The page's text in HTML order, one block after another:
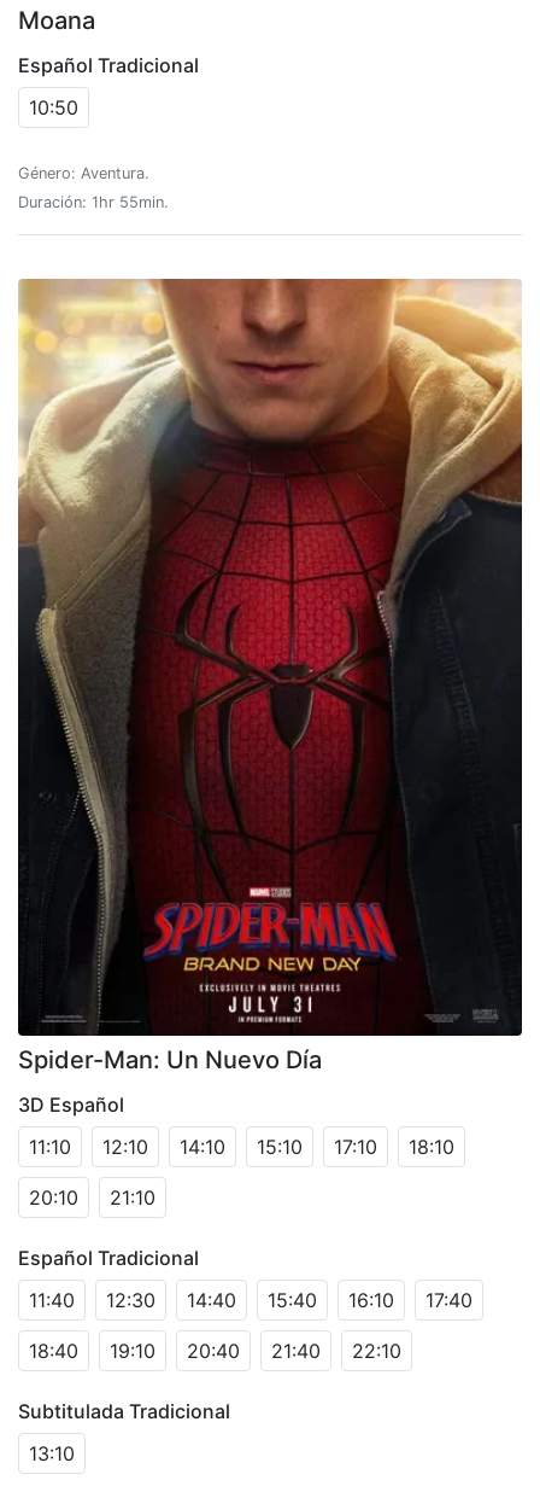
Moana
Español Tradicional
10:50
Género: Aventura.
Duración: 1hr 55min.
Spider-Man: Un Nuevo Día
3D Español
11:10
12:10 14:10 15:10 17:10 18:10
20:10 21:10
Español Tradicional
11:40
12:30 14:40 15:40 16:10 17:40
18:40 19:10 20:40 21:40 22:10
Subtitulada Tradicional
13:10